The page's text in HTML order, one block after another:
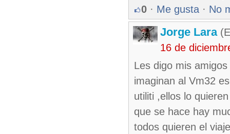
0 · Me gusta · No
Jorge Lara
16 de
Les digo mis
imaginan al Vm32
utiliti ,ellos lo
que se hace hay
todos quieren el